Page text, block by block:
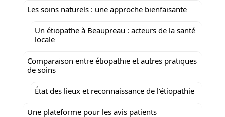
Les soins naturels : une approche bienfaisante
Un étiopathe à Beaupreau : acteurs de la santé
locale
Comparaison entre étiopathie et autres pratiques
de soins
État des lieux et reconnaissance de l’étiopathie
Une plateforme pour les avis patients